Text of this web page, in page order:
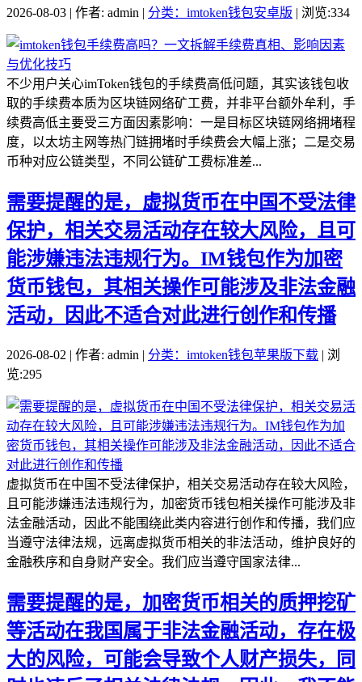
2026-08-03 | 作者: admin | 分类：imtoken钱包安卓版 | 浏览:334
不少用户关心imToken钱包的手续费高低问题，其实该钱包收
取的手续费本质为区块链网络矿工费，并非平台额外牟利，手
续费高低主要受三方面因素影响：一是目标区块链网络拥堵程
度，以太坊主网等热门链拥堵时手续费会大幅上涨；二是交易
币种对应公链类型，不同公链矿工费标准差...
需要提醒的是，虚拟货币在中国不受法律
保护，相关交易活动存在较大风险，且可
能涉嫌违法违规行为。IM钱包作为加密
货币钱包，其相关操作可能涉及非法金融
活动，因此不适合对此进行创作和传播
2026-08-02 | 作者: admin | 分类：imtoken钱包苹果版下载 | 浏
览:295
虚拟货币在中国不受法律保护，相关交易活动存在较大风险，
且可能涉嫌违法违规行为，加密货币钱包相关操作可能涉及非
法金融活动，因此不能围绕此类内容进行创作和传播，我们应
当遵守法律法规，远离虚拟货币相关的非法活动，维护良好的
金融秩序和自身财产安全。我们应当遵守国家法律...
需要提醒的是，加密货币相关的质押挖矿
等活动在我国属于非法金融活动，存在极
大的风险，可能会导致个人财产损失，同